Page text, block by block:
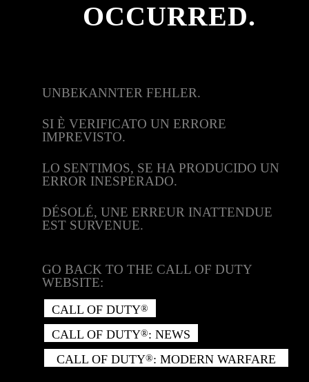
OCCURRED.
UNBEKANNTER FEHLER.
SI È VERIFICATO UN ERRORE
IMPREVISTO.
LO SENTIMOS, SE HA PRODUCIDO UN
ERROR INESPERADO.
DÉSOLÉ, UNE ERREUR INATTENDUE
EST SURVENUE.
GO BACK TO THE CALL OF DUTY
WEBSITE:
CALL OF DUTY®
CALL OF DUTY®: NEWS
CALL OF DUTY®: MODERN WARFARE